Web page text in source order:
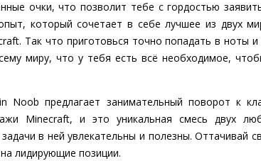
очки, что позволит тебе с гордостью
который сочетает в себе лучшее из двух
Так что приготовься точно попадать в ноты
миру, что у тебя есть всё необходимое,
Noob предлагает занимательный поворот к
Minecraft, и это уникальная смесь двух
в ней увлекательны и полезны. Оттачивай
лидирующие позиции.